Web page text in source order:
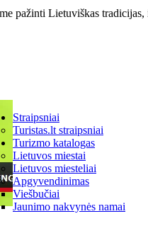
pažinti Lietuviškas
Straipsniai
Turistas.lt straipsniai
Turizmo katalogas
Lietuvos miestai
Lietuvos miesteliai
Apgyvendinimas
Viešbučiai
Jaunimo nakvynės namai